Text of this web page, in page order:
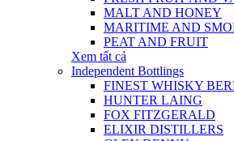
MALT AND HONEY
MARITIME AND
PEAT AND FRUIT
Xem tất cả
Independent Bottlings
FINEST WHISKY
HUNTER LAING
FOX FITZGERALD
ELIXIR DISTILLERS